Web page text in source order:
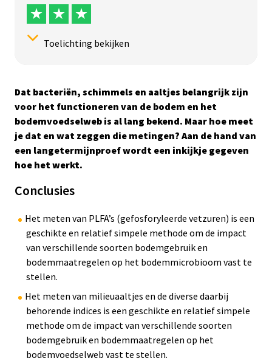
Toelichting bekijken
Ja(a)r(en) van onderzoek:
4+
Statistische onderbouwing:
Het onderzoek is statistisch onderbouwd.
Herhalingen:
Betrouwbaarheidsscore onderbouwing
herhalingen. Het onderzoek is statistisch onderbouwd.
Dat bacteriën, schimmels en aaltjes belangrijk zijn
voor het functioneren van de bodem en het
bodemvoedselweb is al lang bekend. Maar hoe meet
je dat en wat zeggen die metingen? Aan de hand van
een langetermijnproef wordt een inkijkje gegeven
hoe het werkt.
Conclusies
Het meten van PLFA’s (gefosforyleerde vetzuren) is een
geschikte en relatief simpele methode om de impact
van verschillende soorten bodemgebruik en
bodemmaatregelen op het bodemmicrobioom vast te
stellen.
Het meten van milieuaaltjes en de diverse daarbij
behorende indices is een geschikte en relatief simpele
methode om de impact van verschillende soorten
bodemgebruik en bodemmaatregelen op het
bodemvoedselweb vast te stellen.